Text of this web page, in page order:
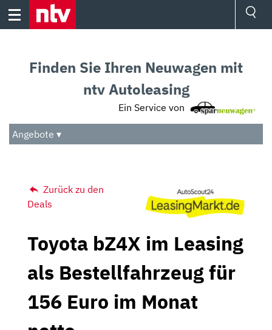
Skip
Audio
Das Beste
Finden Sie Ihren Neuwagen mit
ntv Autoleasing
Ein Service von
Angebote ▾
Zurück zu den
Deals
Toyota bZ4X im Leasing
als Bestellfahrzeug für
156 Euro im Monat